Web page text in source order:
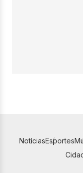
NotíciasEsportes